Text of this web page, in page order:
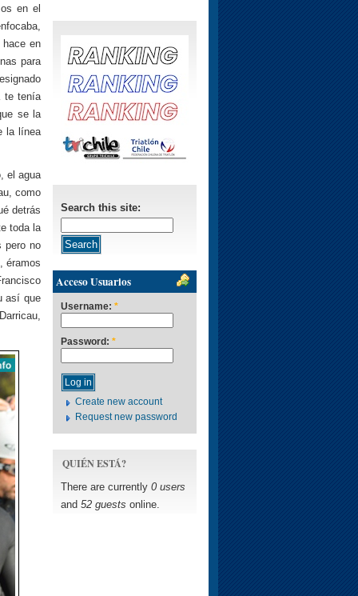
en el
hace en
para
te tenía
se la
la línea
el agua
como
detrás
toda la
pero no
éramos
así que
Search this site:
Acceso Usuarios
Username: *
Password: *
Create new account
Request new password
QUIÉN ESTÁ?
There are currently 0 users
and 52 guests online.